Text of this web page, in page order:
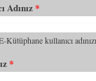
Adınız*
Kütüphane kullanıcı
*